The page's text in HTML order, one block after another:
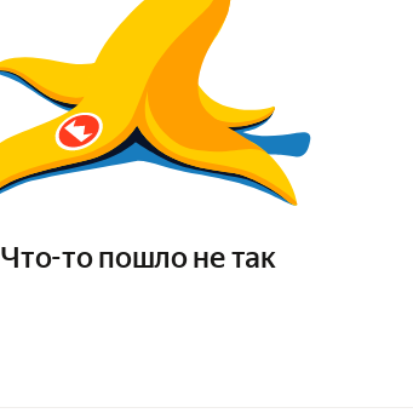
Что-то пошло не так